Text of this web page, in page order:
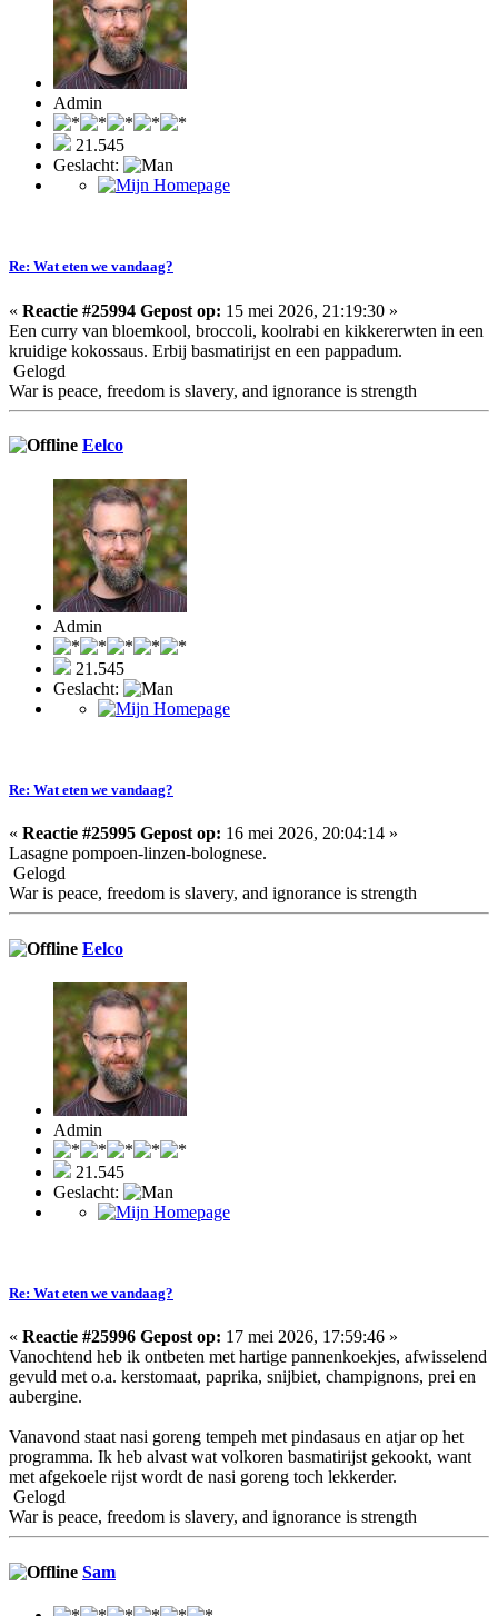
Admin
21.545
Geslacht:
Re: Wat eten we vandaag?
« Reactie #25994 Gepost op: 15 mei 2026, 21:19:30 »
Een curry van bloemkool, broccoli, koolrabi en kikkererwten in een
kruidige kokossaus. Erbij basmatirijst en een pappadum.
Gelogd
War is peace, freedom is slavery, and ignorance is strength
Eelco
Admin
21.545
Geslacht:
Re: Wat eten we vandaag?
« Reactie #25995 Gepost op: 16 mei 2026, 20:04:14 »
Lasagne pompoen-linzen-bolognese.
Gelogd
War is peace, freedom is slavery, and ignorance is strength
Eelco
Admin
21.545
Geslacht:
Re: Wat eten we vandaag?
« Reactie #25996 Gepost op: 17 mei 2026, 17:59:46 »
Vanochtend heb ik ontbeten met hartige pannenkoekjes, afwisselend
gevuld met o.a. kerstomaat, paprika, snijbiet, champignons, prei en
aubergine.
Vanavond staat nasi goreng tempeh met pindasaus en atjar op het
programma. Ik heb alvast wat volkoren basmatirijst gekookt, want
met afgekoele rijst wordt de nasi goreng toch lekkerder.
Gelogd
War is peace, freedom is slavery, and ignorance is strength
Sam